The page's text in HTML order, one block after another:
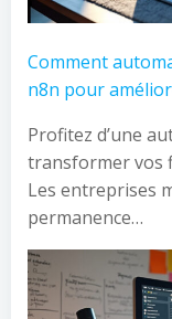
Comment
n8n pour
Profitez d’une
transformer vos
Les entreprises
permanence…